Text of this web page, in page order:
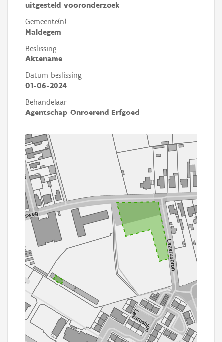
uitgesteld vooronderzoek
Gemeente(n)
Maldegem
Beslissing
Aktename
Datum beslissing
01-06-2024
Behandelaar
Agentschap Onroerend Erfgoed